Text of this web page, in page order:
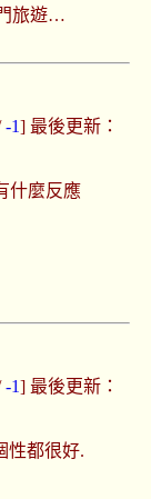
旅遊…
-1] 最後更新：
什麼反應
-1] 最後更新：
性都很好.